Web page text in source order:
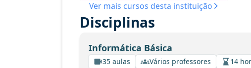
Ver mais cursos desta instituição
Disciplinas
Informática Básica
35 aulas Vários professores 14